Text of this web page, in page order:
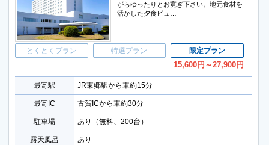
がらゆったりとお寛ぎ下さい。地元食材を
活かした夕食ビュ…
とくとくプラン 特選プラン 限定プラン
15,600円 ～27,900円
最寄駅 JR東郷駅から車約15分
最寄IC 古賀ICから車約30分
駐車場 あり（無料、200台）
露天風呂 あり